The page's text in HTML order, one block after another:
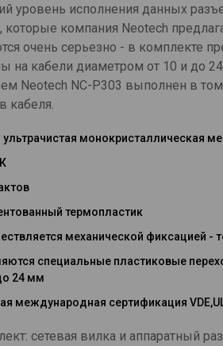
уровень исполнения данных
которые компания Neotech
очень серьезно - в комплекте
на кабели диаметром от 10 и до
Neotech NC-P303 выполнен в
кабеля.
монокристаллическая
термопластик
механической фиксацией
специальные пластиковые
24 мм
международная сертификация
сетевая вилка и аппаратный